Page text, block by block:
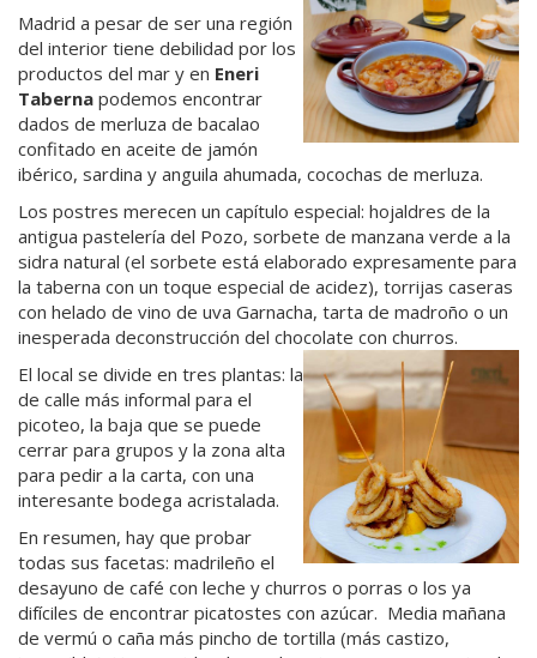
Madrid a pesar de ser una región
del interior tiene debilidad por los
productos del mar y en Eneri
Taberna podemos encontrar
dados de merluza de bacalao
confitado en aceite de jamón
ibérico, sardina y anguila ahumada, cocochas de merluza.
Los postres merecen un capítulo especial: hojaldres de la
antigua pastelería del Pozo, sorbete de manzana verde a la
sidra natural (el sorbete está elaborado expresamente para
la taberna con un toque especial de acidez), torrijas caseras
con helado de vino de uva Garnacha, tarta de madroño o un
inesperada deconstrucción del chocolate con churros.
El local se divide en tres plantas: la
de calle más informal para el
picoteo, la baja que se puede
cerrar para grupos y la zona alta
para pedir a la carta, con una
interesante bodega acristalada.
En resumen, hay que probar
todas sus facetas: madrileño el
desayuno de café con leche y churros o porras o los ya
difíciles de encontrar picatostes con azúcar. Media mañana
de vermú o caña más pincho de tortilla (más castizo,